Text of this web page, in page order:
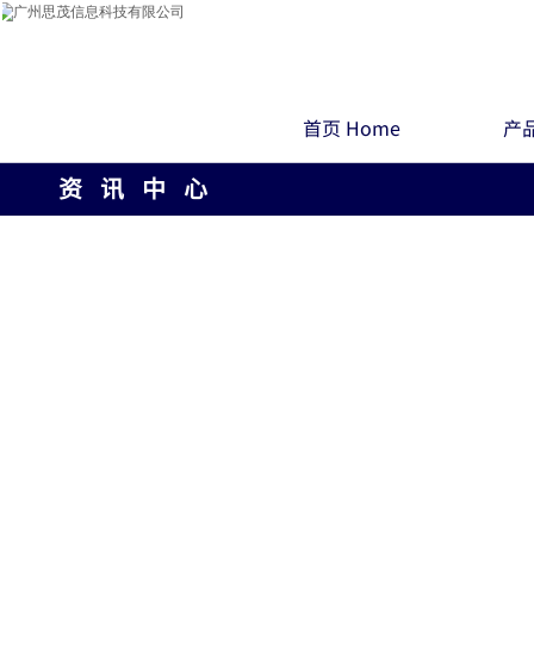
首页 Home 产
资 讯 中 心